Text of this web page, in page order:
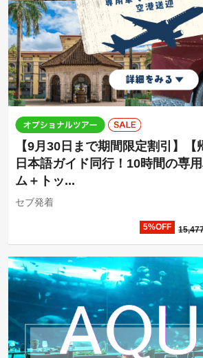
【9月30日まで期間限定割引】【
日本語ガイド同行！10時間の専
ム＋トッ...
セブ発着
5%OFF